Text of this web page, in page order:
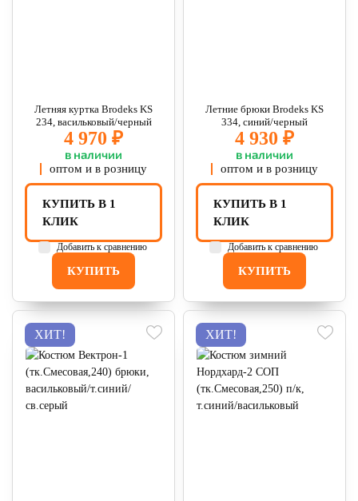
Летняя куртка Brodeks KS
234, васильковый/черный
4 970 ₽
в наличии
оптом и в розницу
КУПИТЬ
КУПИТЬ В 1
КЛИК
Добавить к сравнению
Летние брюки Brodeks KS
334, синий/черный
4 930 ₽
в наличии
оптом и в розницу
КУПИТЬ
КУПИТЬ В 1
КЛИК
Добавить к сравнению
ХИТ! ХИТ!